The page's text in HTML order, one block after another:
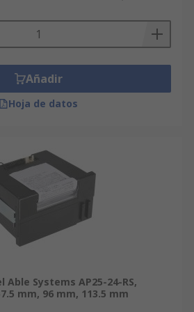
y precisa información
sensores o
sin necesidad de equipos
de impresión integrada
Añadir
Hoja de datos
Systems AP25-24-RS,
mm, 96 mm, 113.5 mm